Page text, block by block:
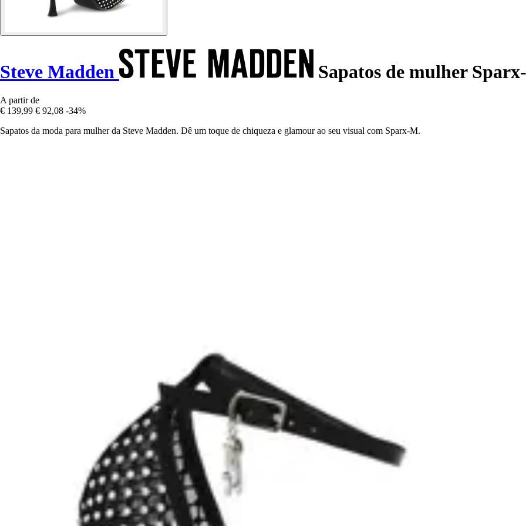
Steve Madden Sapatos de mulher
A partir de
€ 139,99 € 92,08 -34%
Sapatos da moda para mulher da Steve Madden. Dê um toque de chiqueza e glamour ao seu visual com Sparx-M.